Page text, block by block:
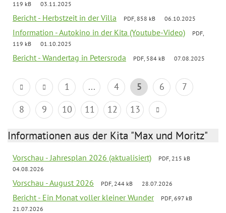
119 kB 03.11.2025
Bericht - Herbstzeit in der Villa PDF, 858 kB 06.10.2025
Information - Autokino in der Kita (Youtube-Video)
PDF,
119 kB
01.10.2025
Bericht - Wandertag in Petersroda PDF, 584 kB 07.08.2025
1 ... 4 5 6
7
8
9 10 11 12 13
Informationen aus der Kita "Max und Moritz"
Vorschau - Jahresplan 2026 (aktualisiert)
PDF, 215 kB
04.08.2026
Vorschau - August 2026 PDF, 244 kB 28.07.2026
Bericht - Ein Monat voller kleiner Wunder
PDF, 697 kB
21.07.2026